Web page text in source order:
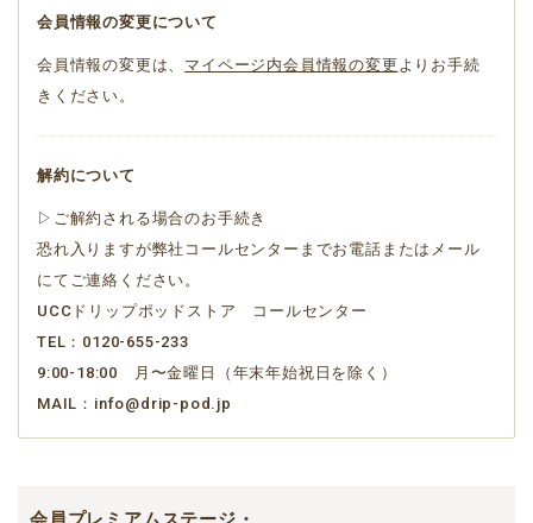
会員情報の変更について
会員情報の変更は、 マイページ内会員情報の変更 よりお手続
きください。
解約について
▷ご解約される場合のお手続き
恐れ入りますが弊社コールセンターまでお電話またはメール
にてご連絡ください。
UCCドリップポッドストア コールセンター
TEL：0120-655-233
9:00-18:00 月〜金曜日（年末年始祝日を除く）
MAIL：info@drip-pod.jp